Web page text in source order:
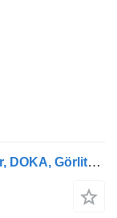
Mercedes-Benz 510 TSF-W, Feuerwehr, DOKA, Görlitz, Wassertank